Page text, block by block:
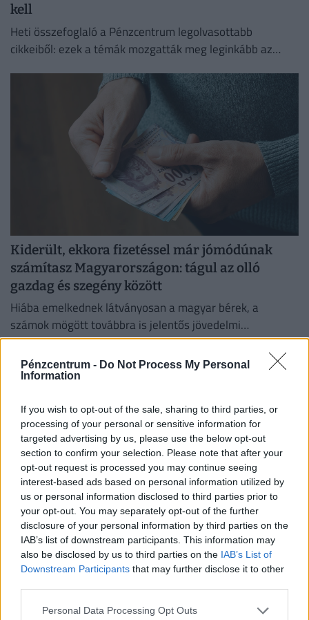
Pénzcentrum - Do Not Process My Personal
Information
If you wish to opt-out of the sale, sharing to third parties, or
processing of your personal or sensitive information for
targeted advertising by us, please use the below opt-out
section to confirm your selection. Please note that after your
opt-out request is processed you may continue seeing
interest-based ads based on personal information utilized by
us or personal information disclosed to third parties prior to
your opt-out. You may separately opt-out of the further
disclosure of your personal information by third parties on the
IAB’s list of downstream participants. This information may
also be disclosed by us to third parties on the IAB’s List of
Downstream Participants that may further disclose it to other
Personal Data Processing Opt Outs
kell
Heti összefoglaló a Pénzcentrum legolvasottabb
cikkeiből: ezek a témák mozgatták meg leginkább az
Kiderült, ekkora fizetéssel már jómódúnak
számítasz Magyarországon: tágul az olló
gazdag és szegény között
Hiába emelkednek látványosan a magyar bérek, a
számok mögött továbbra is jelentős jövedelmi
különbségek húzódnak meg.
Így dolgoznak home officeból az élelmesek,
miközben utazgatnak: itt a TOP10 úticél, ahol
ezt legkönnyebben megteheted